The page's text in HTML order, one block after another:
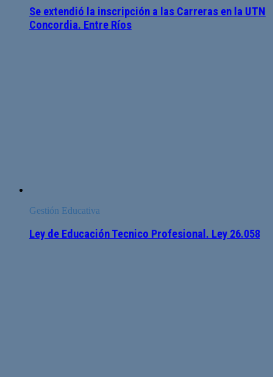
Se extendió la inscripción a las Carreras en la UTN
Concordia. Entre Ríos
Gestión Educativa
Ley de Educación Tecnico Profesional. Ley 26.058